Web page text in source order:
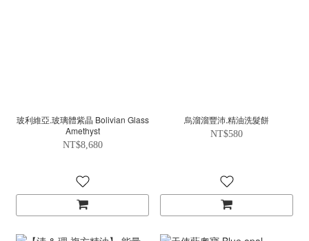
玻利維亞.玻璃體紫晶 Bolivian Glass
Amethyst
NT$8,680
烏溜溜豐沛.精油洗髮餅
NT$580